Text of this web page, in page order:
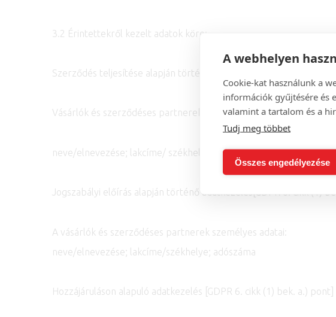
A webhelyen
Cookie-kat használunk a
információk gyűjtésére és
valamint a tartalom és a
Tudj meg többet
Összes engedélyezése
3.2 Érintettekről kezelt adatok köre:
Szerződés teljesítése alapján történő adatkezelés [GDPR 6. cikk
Vásárlók és szerződéses partnerek személyes adatai:
neve/elnevezése; lakcíme/ székhelye; szállítási címe;
Jogszabályi előírás alapján történő adatkezelés[GDPR 6. cikk (1)
A vásárlók és szerződéses partnerek személyes adatai:
neve/elnevezése; lakcíme/székhelye; adószáma
Hozzájáruláson alapuló adatkezelés [GDPR 6. cikk (1) bek. a.) pont]